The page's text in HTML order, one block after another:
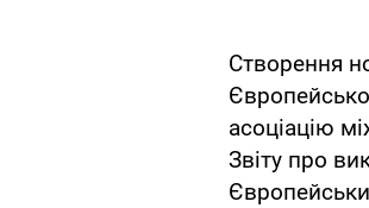
Створення
асоціацію
Звіту про